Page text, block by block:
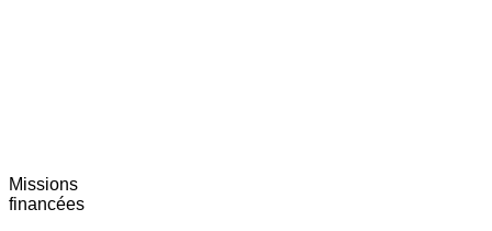
Missions
financées